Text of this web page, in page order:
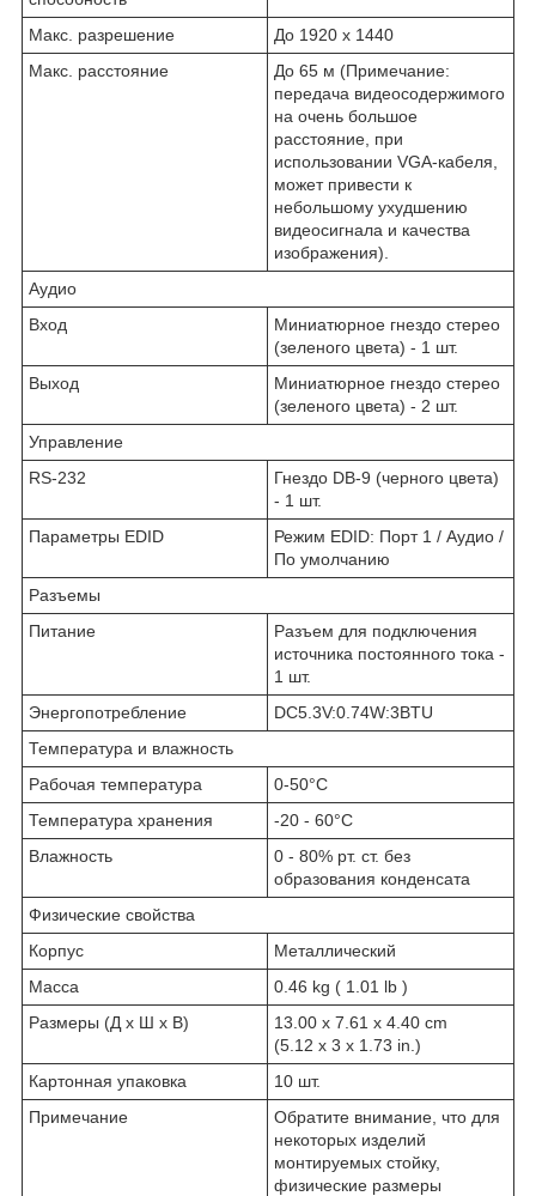
Макс. разрешение
До 1920 x 1440
Макс. расстояние
До 65 м (Примечание:
передача видеосодержимого
на очень большое
расстояние, при
использовании VGA-кабеля,
может привести к
небольшому ухудшению
видеосигнала и качества
изображения).
Аудио
Вход
Миниатюрное гнездо стерео
(зеленого цвета) - 1 шт.
Выход
Миниатюрное гнездо стерео
(зеленого цвета) - 2 шт.
Управление
RS-232
Гнездо DB-9 (черного цвета)
- 1 шт.
Параметры EDID
Режим EDID: Порт 1 / Аудио /
По умолчанию
Разъемы
Питание
Разъем для подключения
источника постоянного тока -
1 шт.
Энергопотребление
DC5.3V:0.74W:3BTU
Температура и влажность
Рабочая температура
0-50°C
Температура хранения
-20 - 60°C
Влажность
0 - 80% рт. ст. без
образования конденсата
Физические свойства
Корпус
Металлический
Масса
0.46 kg ( 1.01 lb )
Размеры (Д х Ш х В)
13.00 x 7.61 x 4.40 cm
(5.12 x 3 x 1.73 in.)
Картонная упаковка
10 шт.
Примечание
Обратите внимание, что для
некоторых изделий
монтируемых стойку,
физические размеры